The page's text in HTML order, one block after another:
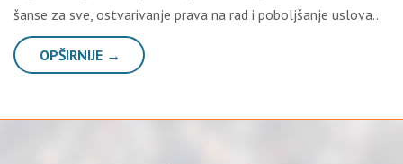
šanse za sve, ostvarivanje prava na rad i poboljšanje uslova…
OPŠIRNIJE →